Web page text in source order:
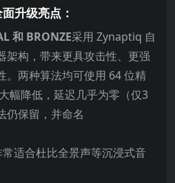
升级亮点：
和 BRONZE采用 Zynaptiq 自
架构，带来更具攻击性、更强
。两种算法均可使用 64 位精
幅降低，延迟几乎为零（仅3
仍保留，并命名
常适合杜比全景声等沉浸式音